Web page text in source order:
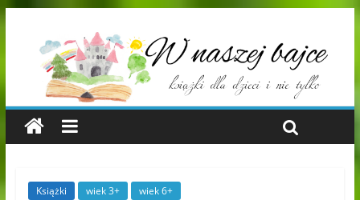
Książki wiek 3+ wiek 6+